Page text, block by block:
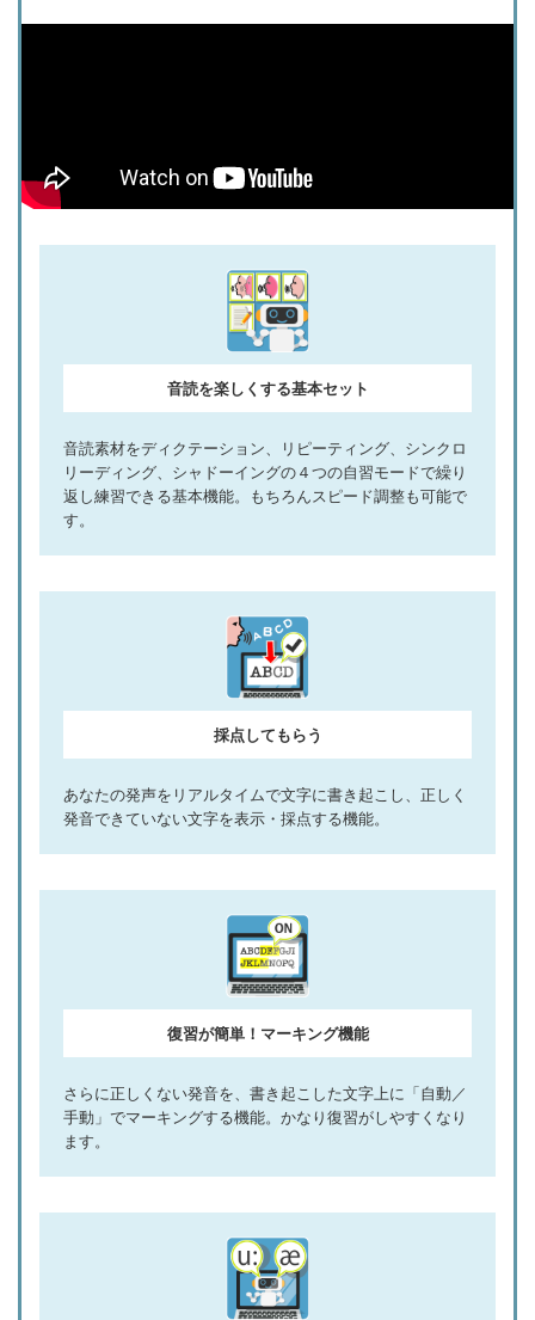
音読を楽しくする基本セット
音読素材をディクテーション、リピーティング、シンクロ
リーディング、シャドーイングの４つの自習モードで繰り
返し練習できる基本機能。もちろんスピード調整も可能で
す。
採点してもらう
あなたの発声をリアルタイムで文字に書き起こし、正しく
発音できていない文字を表示・採点する機能。
復習が簡単！マーキング機能
さらに正しくない発音を、書き起こした文字上に「自動／
手動」でマーキングする機能。かなり復習がしやすくなり
ます。